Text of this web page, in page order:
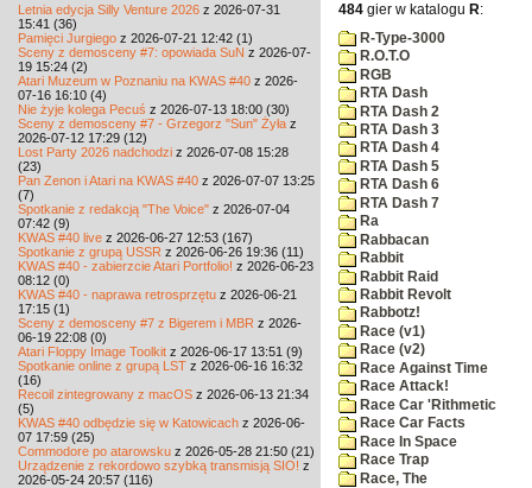
Letnia edycja Silly Venture 2026 z 2026-07-31
15:41 (36)
Pamięci Jurgiego z 2026-07-21 12:42 (1)
Sceny z demosceny #7: opowiada SuN z 2026-07-
19 15:24 (2)
Atari Muzeum w Poznaniu na KWAS #40 z 2026-
07-16 16:10 (4)
Nie żyje kolega Pecuś z 2026-07-13 18:00 (30)
Sceny z demosceny #7 - Grzegorz "Sun" Żyła z
2026-07-12 17:29 (12)
Lost Party 2026 nadchodzi z 2026-07-08 15:28
(23)
Pan Zenon i Atari na KWAS #40 z 2026-07-07 13:25
(7)
Spotkanie z redakcją "The Voice" z 2026-07-04
07:42 (9)
KWAS #40 live z 2026-06-27 12:53 (167)
Spotkanie z grupą USSR z 2026-06-26 19:36 (11)
KWAS #40 - zabierzcie Atari Portfolio! z 2026-06-23
08:12 (0)
KWAS #40 - naprawa retrosprzętu z 2026-06-21
17:15 (1)
Sceny z demosceny #7 z Bigerem i MBR z 2026-
06-19 22:08 (0)
Atari Floppy Image Toolkit z 2026-06-17 13:51 (9)
Spotkanie online z grupą LST z 2026-06-16 16:32
(16)
Recoil zintegrowany z macOS z 2026-06-13 21:34
(5)
KWAS #40 odbędzie się w Katowicach z 2026-06-
07 17:59 (25)
Commodore po atarowsku z 2026-05-28 21:50 (21)
Urządzenie z rekordowo szybką transmisją SIO! z
2026-05-24 20:57 (116)
484 gier w katalogu R:
R-Type-3000
R.O.T.O
RGB
RTA Dash
RTA Dash 2
RTA Dash 3
RTA Dash 4
RTA Dash 5
RTA Dash 6
RTA Dash 7
Ra
Rabbacan
Rabbit
Rabbit Raid
Rabbit Revolt
Rabbotz!
Race (v1)
Race (v2)
Race Against Time
Race Attack!
Race Car 'Rithmetic
Race Car Facts
Race In Space
Race Trap
Race, The